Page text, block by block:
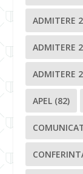
ADMITERE
ADMITERE
ADMITERE
APEL (82)